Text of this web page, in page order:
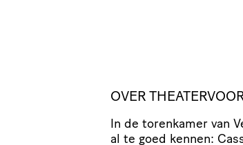
OVER
In de torenkamer van
al te goed kennen: